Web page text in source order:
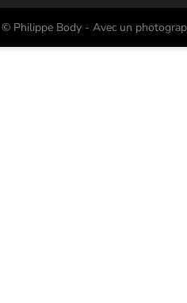
© Philippe Body - Avec un